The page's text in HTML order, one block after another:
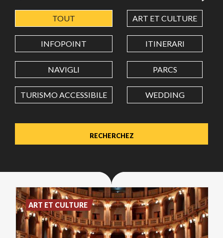
LATITUDE
LONGITUDE
Value in decimal degrees. Use dot (.) as decimal separator.
TOUT ART ET CULTURE
INFOPOINT ITINERARI
NAVIGLI PARCS
TURISMO ACCESSIBILE WEDDING
ART ET CULTURE